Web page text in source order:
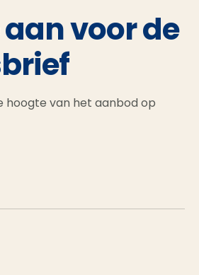
voor de
hoogte van het aanbod op